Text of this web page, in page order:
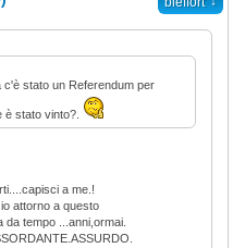
stato un Referendum per
è stato vinto?.
a me.!
attorno a questo
tempo ...anni,ormai.